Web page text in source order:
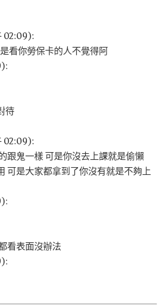
看你勞保卡的人不覺得阿
待
跟鬼一樣 可是你沒去上課就是偷懶
可是大家都拿到了你沒有就是不夠上
表面沒辦法